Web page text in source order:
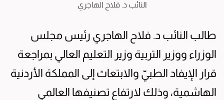
النائب د. فلاح الهاجري
طالب النائب د. فلاح الهاجري رئيس مجلس
الوزراء ووزير التربية وزير التعليم العالي بمراجعة
قرار الإيفاد الطبيّ والابتعاث إلى المملكة الأردنية
الهاشمية، وذلك لارتفاع تصنيفها العالمي